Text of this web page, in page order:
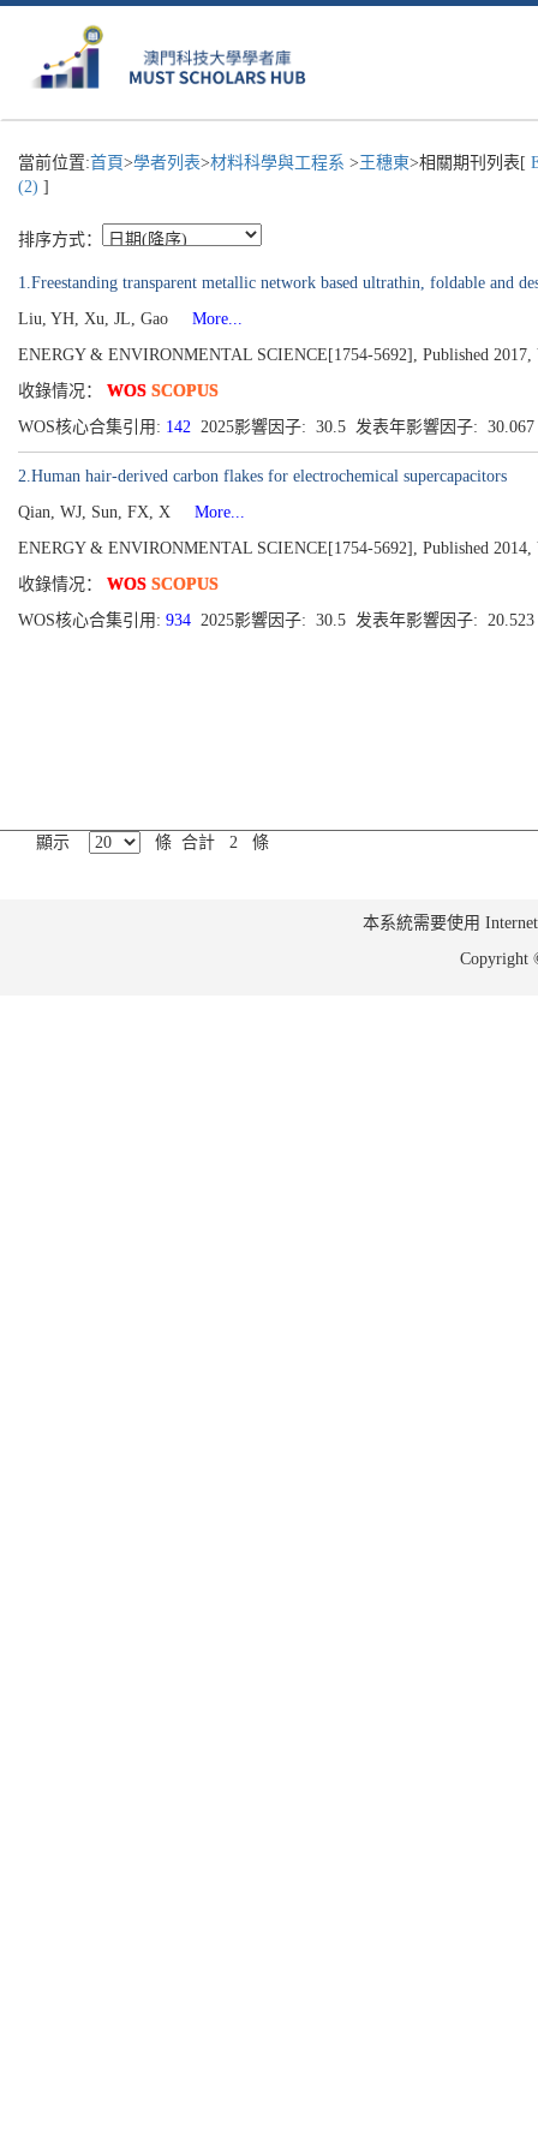
當前位置:首頁>學者列表>材料科學與工程系 > 王穗東>相關期刊列表[
(2) ]
排序方式：
1.Freestanding transparent metallic network based ultrathin, foldable and
Liu, YH, Xu, JL, Gao
More...
ENERGY & ENVIRONMENTAL SCIENCE[1754-5692], Published 2017,
收錄情况： WOS SCOPUS
WOS核心合集引用: 142 2025影響因子: 30.5 发表年影響因子: 30.067
2.Human hair-derived carbon flakes for electrochemical supercapacitors
Qian, WJ, Sun, FX, X
More...
ENERGY & ENVIRONMENTAL SCIENCE[1754-5692], Published 2014,
收錄情况： WOS SCOPUS
WOS核心合集引用: 934 2025影響因子: 30.5 发表年影響因子: 20.523
顯示 條 合計 2 條
本系統需要使用
Copyright